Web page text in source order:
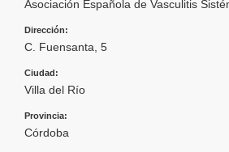
Asociación Española de Vasculitis
Dirección:
C. Fuensanta, 5
Ciudad:
Villa del Río
Provincia:
Córdoba